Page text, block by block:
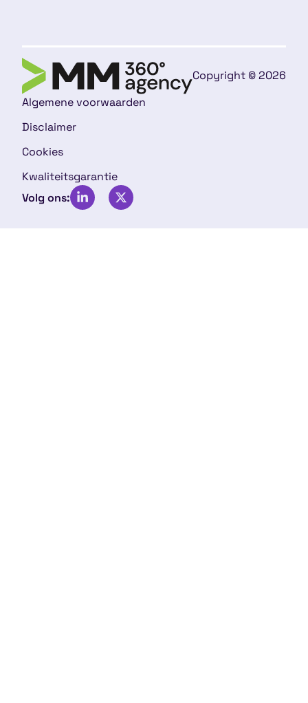
Copyright © 2026
Algemene voorwaarden
Disclaimer
Cookies
Kwaliteitsgarantie
Volg ons: